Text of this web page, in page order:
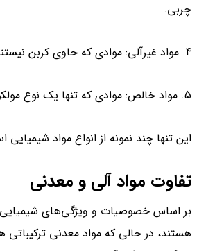
چربی.
4. مواد غیرآلی: موادی که حاوی کربن نیستند، مانند آب، نمک و سیلیسیم.
5. مواد خالص: موادی که تنها یک نوع مولکول یا ترکیب شیمیایی دارند و بدون آلاینده‌ها هستند، مانند آب خالص یا نمک خالص.
این تنها چند نمونه از انواع مواد
تفاوت مواد آلی و معدنی
بر اساس خصوصیات و ویژگی‌های شیمیایی
هستند، در حالی که مواد معدنی ترکیباتی